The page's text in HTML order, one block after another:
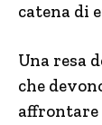
catena di
Una resa
che
affrontare